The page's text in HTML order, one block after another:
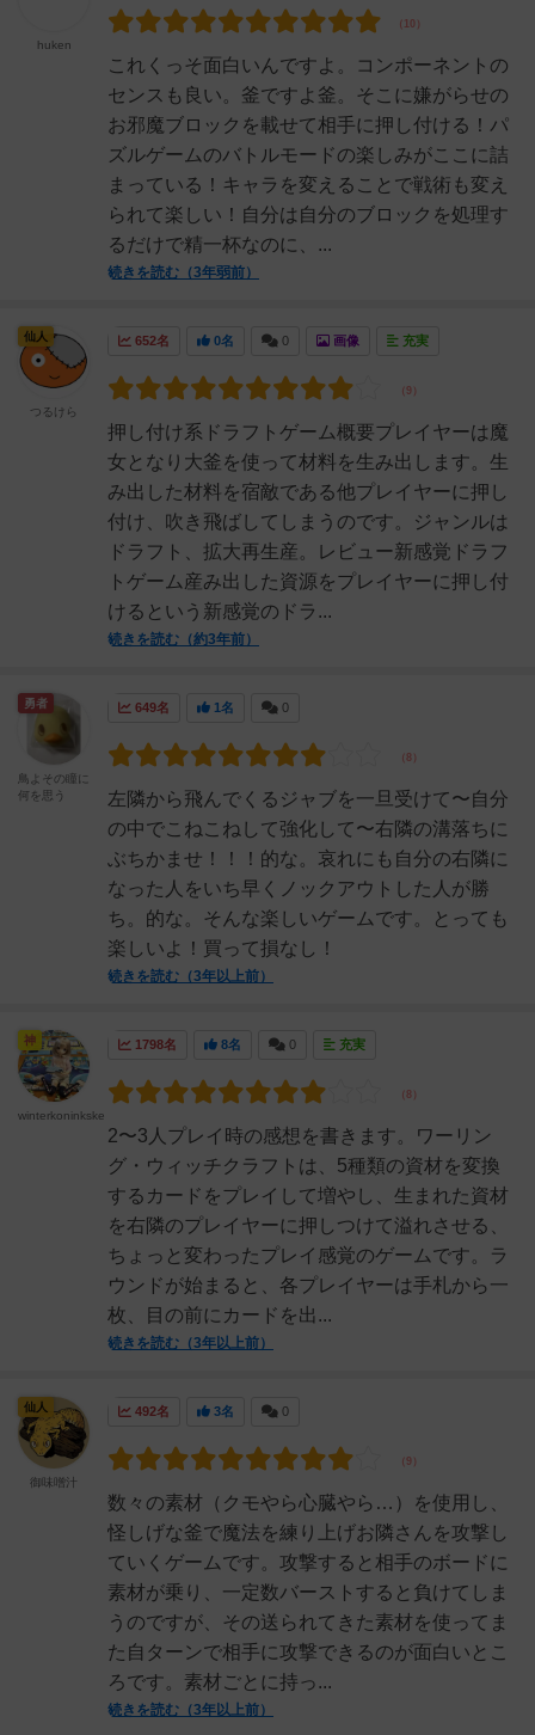
これくっそ面白いんですよ。コンポーネントの
センスも良い。釜ですよ釜。そこに嫌がらせの
お邪魔ブロックを載せて相手に押し付ける！パ
ズルゲームのバトルモードの楽しみがここに詰
まっている！キャラを変えることで戦術も変え
られて楽しい！自分は自分のブロックを処理す
るだけで精一杯なのに、...
続きを読む（3年弱前）
huken
652名 0名 0 画像 充実
押し付け系ドラフトゲーム概要プレイヤーは魔
女となり大釜を使って材料を生み出します。生
み出した材料を宿敵である他プレイヤーに押し
付け、吹き飛ばしてしまうのです。ジャンルは
ドラフト、拡大再生産。レビュー新感覚ドラフ
トゲーム産み出した資源をプレイヤーに押し付
けるという新感覚のドラ...
続きを読む（約3年前）
仙人
つるけら
649名 1名 0
左隣から飛んでくるジャブを一旦受けて〜自分
の中でこねこねして強化して〜右隣の溝落ちに
ぶちかませ！！！的な。哀れにも自分の右隣に
なった人をいち早くノックアウトした人が勝
ち。的な。そんな楽しいゲームです。とっても
楽しいよ！買って損なし！
続きを読む（3年以上前）
勇者
鳥よその瞳に
何を思う
1798名 8名 0 充実
2〜3人プレイ時の感想を書きます。ワーリン
グ・ウィッチクラフトは、5種類の資材を変換
するカードをプレイして増やし、生まれた資材
を右隣のプレイヤーに押しつけて溢れさせる、
ちょっと変わったプレイ感覚のゲームです。ラ
ウンドが始まると、各プレイヤーは手札から一
枚、目の前にカードを出...
続きを読む（3年以上前）
神
winterkoninkske
492名 3名 0
数々の素材（クモやら心臓やら…）を使用し、
怪しげな釜で魔法を練り上げお隣さんを攻撃し
ていくゲームです。攻撃すると相手のボードに
素材が乗り、一定数バーストすると負けてしま
うのですが、その送られてきた素材を使ってま
た自ターンで相手に攻撃できるのが面白いとこ
ろです。素材ごとに持っ...
続きを読む（3年以上前）
仙人
御味噌汁